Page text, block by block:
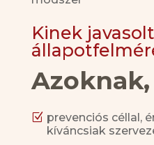
Kinek
Z prevenciós céllal,
kíváncsiak